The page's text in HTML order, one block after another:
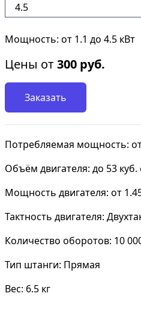
4.5
Мощность: от 1.1 до 4.5 кВт
Цены от300 руб.
Заказать
Потребляемая мощность:
Объём двигателя: до 53 куб.
Мощность двигателя: от
Тактность двигателя:
Количество оборотов: 10
Тип штанги: Прямая
Вес: 6.5 кг